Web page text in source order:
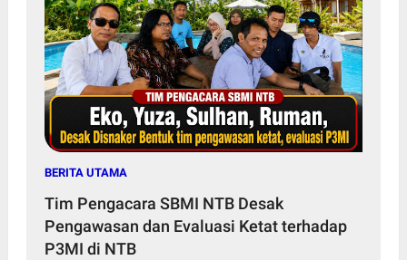
BERITA UTAMA
Tim Pengacara SBMI NTB Desak
Pengawasan dan Evaluasi Ketat terhadap
P3MI di NTB